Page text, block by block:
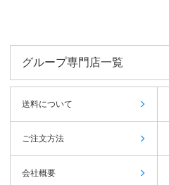
グループ専門店一覧
送料について
ご注文方法
会社概要